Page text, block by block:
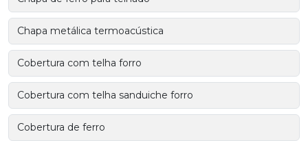
Chapa metálica termoacústica
Cobertura com telha forro
Cobertura com telha sanduiche forro
Cobertura de ferro